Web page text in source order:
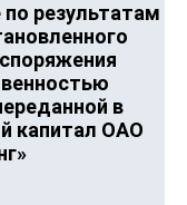
результатам
в
капитал ОАО